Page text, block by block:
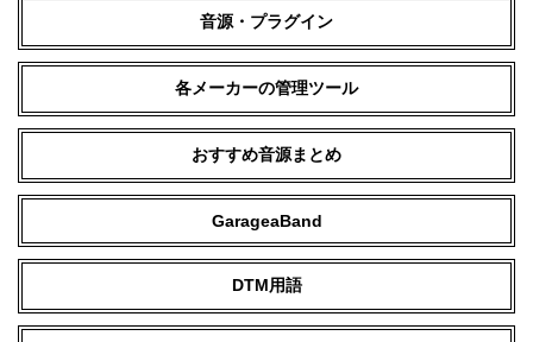
音源・プラグイン
各メーカーの管理ツール
おすすめ音源まとめ
GarageaBand
DTM用語